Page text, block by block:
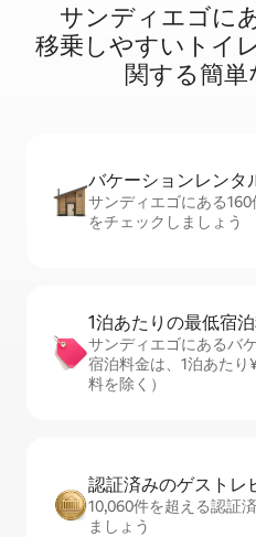
サンディエゴに⁠
移⁠乗⁠し⁠や⁠す⁠いト⁠イ⁠
関⁠す⁠る簡⁠単⁠
バケーションレ⁠ン⁠タ⁠
サンディエゴにある
をチェックしましょう
1泊あたりの最⁠低⁠宿⁠
サンディエゴにあるバ
宿泊料金は、1泊あたり
料を除く）
認証済みのゲ⁠ス⁠ト⁠レ⁠
10,060件を超える認証
ましょう